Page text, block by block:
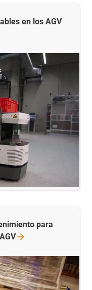
en los AGV
para
AGV